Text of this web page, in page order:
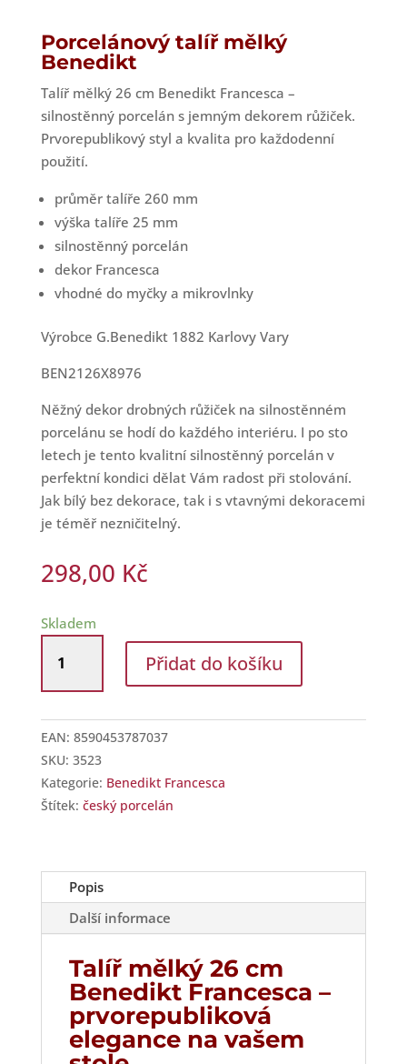
Porcelánový talíř mělký
Benedikt
Talíř mělký 26 cm Benedikt Francesca –
silnostěnný porcelán s jemným dekorem růžiček.
Prvorepublikový styl a kvalita pro každodenní
použití.
průměr talíře 260 mm
výška talíře 25 mm
silnostěnný porcelán
dekor Francesca
vhodné do myčky a mikrovlnky
Výrobce G.Benedikt 1882 Karlovy Vary
BEN2126X8976
Něžný dekor drobných růžiček na silnostěnném
porcelánu se hodí do každého interiéru. I po sto
letech je tento kvalitní silnostěnný porcelán v
perfektní kondici dělat Vám radost při stolování.
Jak bílý bez dekorace, tak i s vtavnými dekoracemi
je téměř nezničitelný.
298,00 Kč
Skladem
mělký
26
Benedikt
Francesca
X8976
množství
Přidat do košíku
EAN: 8590453787037
SKU: 3523
Kategorie: Benedikt Francesca
Štítek: český porcelán
Popis
Další informace
Talíř mělký 26 cm
Benedikt Francesca –
prvorepubliková
elegance na vašem